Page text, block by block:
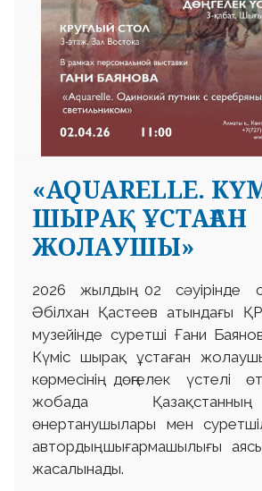
«AQUARELLE.
ШЫРАҚ ҰСТАҒАН
ЖОЛАУШЫ»
2026 жылдың 02 сәуірінде
Әбілхан Қастеев атындағы
музейінде суретші Ғани
Күміс шырақ ұстаған
көрмесінің дөңгелек үстелі
жобада
өнертанушылары мен
автордың шығармашылығы
жасалынады.